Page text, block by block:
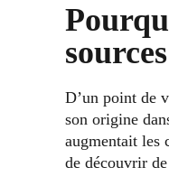
D’un point de
son origine
augmentait les
de découvrir